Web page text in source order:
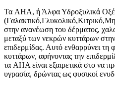
Τα AHA, ή Άλφα Υδροξυλικά
στην ανανέωση του δέρματος,
μεταξύ των νεκρών κυττάρων
επιδερμίδας. Αυτό ενθαρρύνει τη
κυττάρων, αφήνοντας την
τα AHA είναι εξαιρετικά στο να
υγρασία, δρώντας ως φυσικοί